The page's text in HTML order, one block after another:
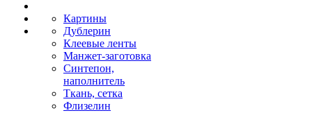
Картины
Дублерин
Клеевые ленты
Манжет-заготовка
Синтепон,
наполнитель
Ткань, сетка
Флизелин